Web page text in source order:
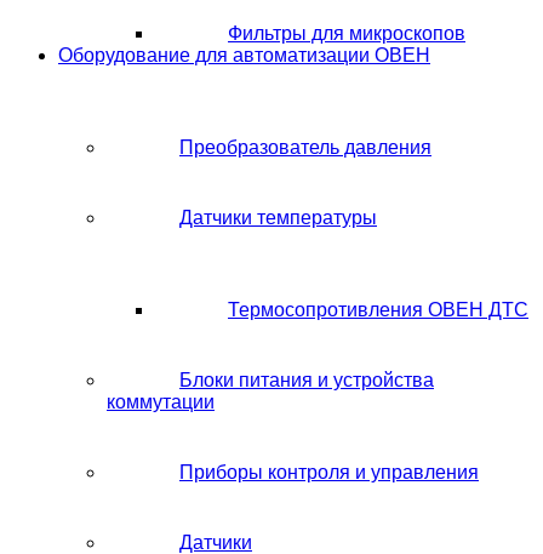
Фильтры для микроскопов
Оборудование для автоматизации ОВЕН
Преобразователь давления
Датчики температуры
Термосопротивления ОВЕН ДТС
Блоки питания и устройства
коммутации
Приборы контроля и управления
Датчики